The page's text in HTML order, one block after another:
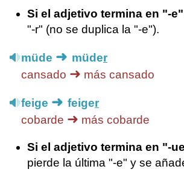
Si el adjetivo termina en "-e"
"-r" (no se duplica la "-e").
müde ➜ müder
cansado ➜ más cansado
feige ➜ feiger
cobarde ➜ más cobarde
Si el adjetivo termina en "-
pierde la última "-e" y se